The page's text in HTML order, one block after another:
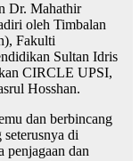
Dr. Mahathir
oleh Timbalan
Fakulti
Sultan Idris
CIRCLE UPSI,
Hosshan.
dan berbincang
di
penjagaan dan